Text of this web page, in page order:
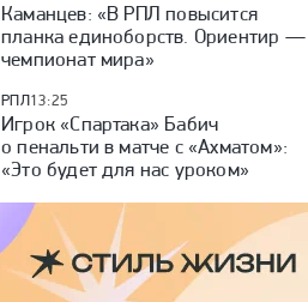
Каманцев: «В РПЛ повысится
планка единоборств. Ориентир —
чемпионат мира»
РПЛ13:25
Игрок «Спартака» Бабич
о пенальти в матче с «Ахматом»:
«Это будет для нас уроком»